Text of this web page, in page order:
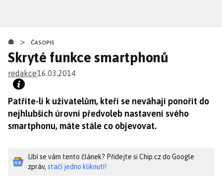
obsahu
> ČASOPIS
Skryté funkce smartphonů
redakce16.03.2014
Patříte-li k uživatelům, kteří se neváhají ponořit do
nejhlubších úrovní předvoleb nastavení svého
smartphonu, máte stále co objevovat.
Líbí se vám tento článek? Přidejte si Chip.cz do Google
zpráv, stačí jedno kliknutí!